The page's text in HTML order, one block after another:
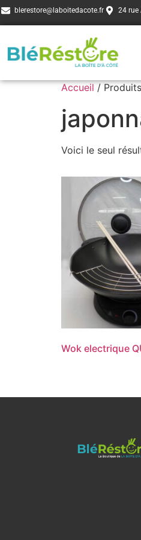
blerestore@laboitedacote.fr 24 rue
Accueil /
Voici le seul
Wok electrique